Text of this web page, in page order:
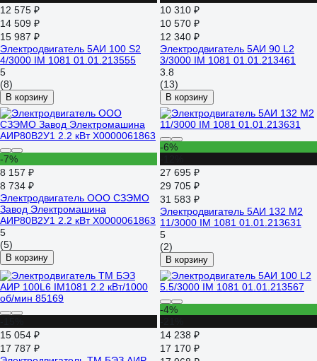
12 575 ₽
14 509 ₽
15 987 ₽
Электродвигатель 5АИ 100 S2
4/3000 IM 1081 01.01.213555
5
(8)
В корзину
10 310 ₽
10 570 ₽
12 340 ₽
Электродвигатель 5АИ 90 L2
3/3000 IM 1081 01.01.213461
3.8
(13)
В корзину
-7%
8 157 ₽
8 734 ₽
Электродвигатель ООО СЗЭМО
Завод Электромашина
АИР80В2У1 2.2 кВт Х0000061863
5
(5)
В корзину
-6%
27 695 ₽
29 705 ₽
31 583 ₽
Электродвигатель 5АИ 132 М2
11/3000 IM 1081 01.01.213631
5
(2)
В корзину
15 054 ₽
17 787 ₽
-4%
14 238 ₽
17 170 ₽